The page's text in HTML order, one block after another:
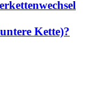
Kette)?